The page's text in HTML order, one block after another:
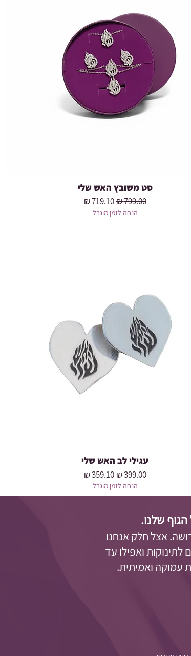
סט משובץ האש שלי
מחיר רגיל‏799.00 ‏₪ מחיר מבצע‏719.10 ‏₪
הנחה לזמן מוגבל
עגילי לב האש שלי
מחיר רגיל‏399.00 ‏₪ מחיר מבצע‏359.10 ‏₪
הנחה לזמן מוגבל
שלנו.
אצל חלק אנחנו
ואפילו עד
עמוקה ואמיתית.